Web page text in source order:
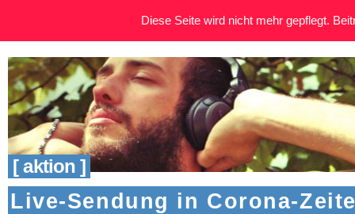
[ aktion ]
Live-Sendung in Corona-
Diese Seite wird nicht mehr gepflegt.